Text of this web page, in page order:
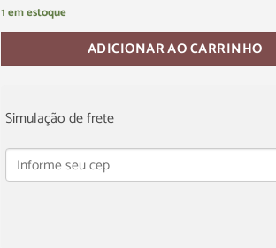
1 em estoque
ADICIONAR AO CARRINHO
Simulação de frete